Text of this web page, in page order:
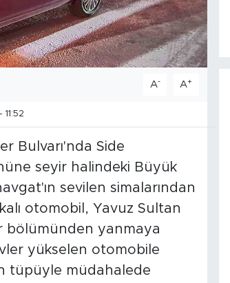
A- A+
Bulvarı'nda Side
seyir halindeki Büyük
sevilen simalarından
otomobil, Yavuz Sultan
bölümünden yanmaya
yükselen otomobile
tüpüyle müdahalede